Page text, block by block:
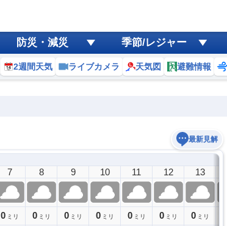
防災・減災 季節/レジャー
2週間天気 ライブカメラ 天気図 避難情報
最新見解
7
0 ミリ
8
0 ミリ
9
0 ミリ
10
0 ミリ
11
0 ミリ
12
0 ミリ
13
0 ミリ